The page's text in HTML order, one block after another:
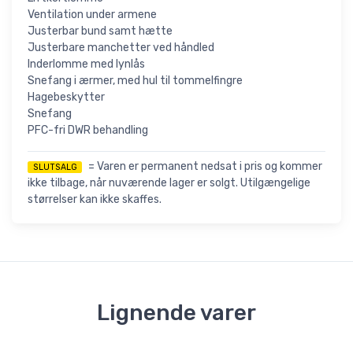
Ventilation under armene
Justerbar bund samt hætte
Justerbare manchetter ved håndled
Inderlomme med lynlås
Snefang i ærmer, med hul til tommelfingre
Hagebeskytter
Snefang
PFC-fri DWR behandling
SLUTSALG
= Varen er permanent nedsat i pris og kommer
ikke tilbage, når nuværende lager er solgt. Utilgængelige
størrelser kan ikke skaffes.
Lignende varer